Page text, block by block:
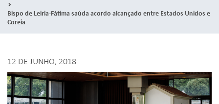
Bispo de Leiria-Fátima saúda acordo alcançado entre Estados Unidos e
Coreia
12 DE JUNHO, 2018